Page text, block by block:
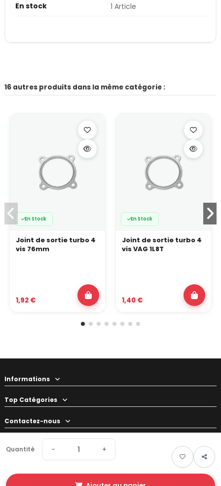
Quantité − +
En stock
1 Article
16 autres produits dans la même catégorie :
En Stock
Joint de sortie turbo 4
vis 76mm
1,92 €
En Stock
Joint de sortie turbo 4
vis VAG 1L8T
1,40 €
Informations
Top Catégories
Contactez-nous
Votre préparateur